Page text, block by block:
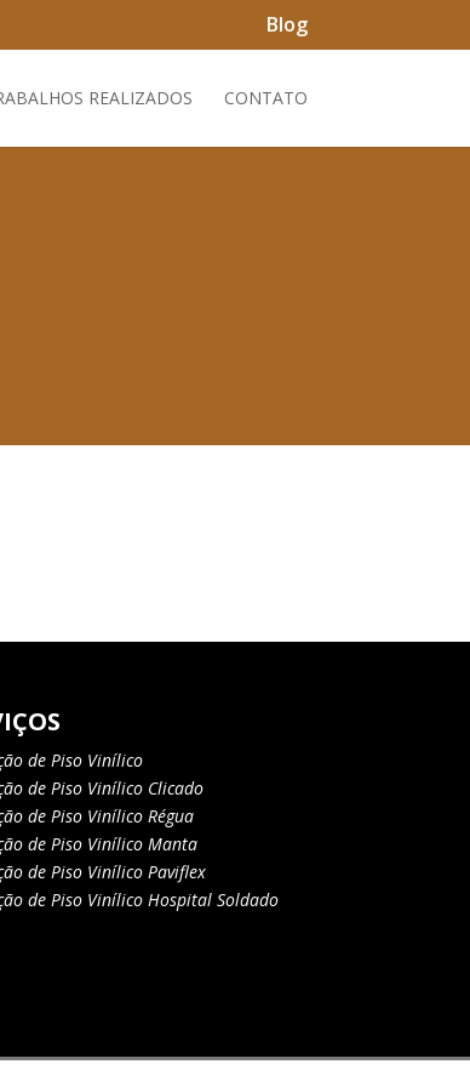
Blog
REALIZADOS CONTATO
de Piso Vinílico
de Piso Vinílico Clicado
de Piso Vinílico Régua
de Piso Vinílico Manta
de Piso Vinílico Paviflex
de Piso Vinílico Hospital Soldado